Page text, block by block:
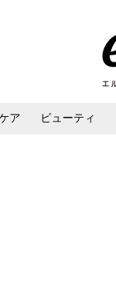
ア ビューティ